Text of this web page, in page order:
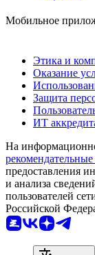
Мобильное
Этика и
Оказание
Защита
ИТ
На
предоставления
и анализа
пользователей
Российской